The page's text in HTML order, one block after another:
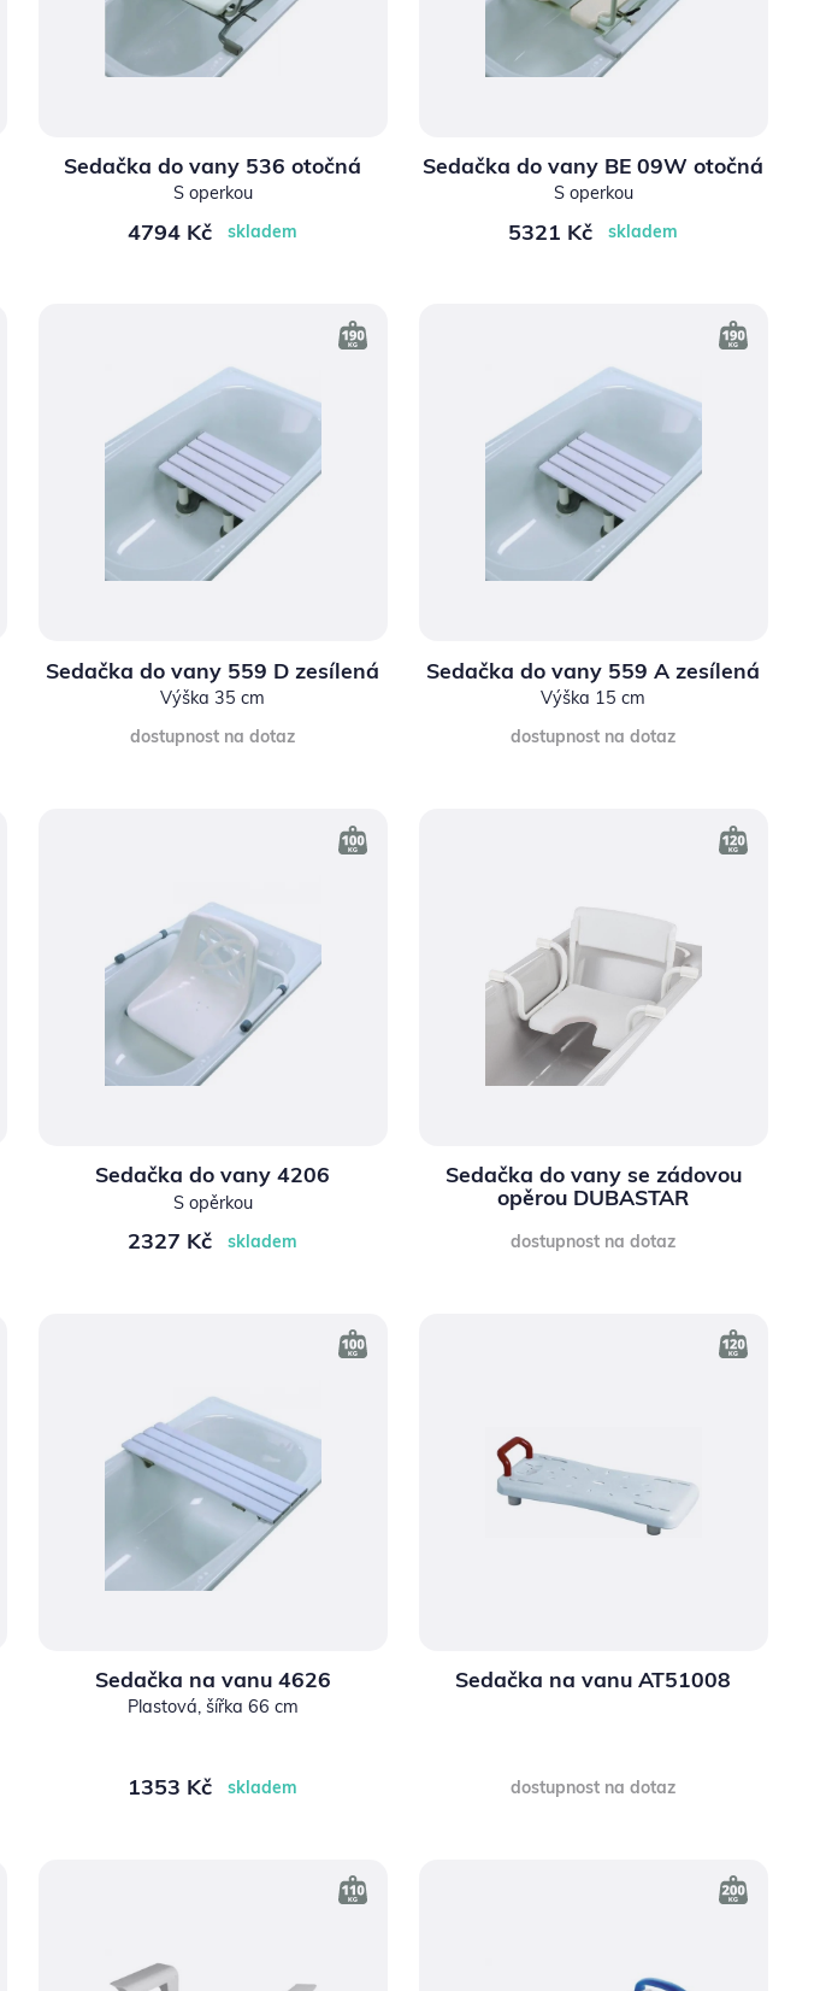
Sedačka do vany 536 otočná
S operkou
4794 Kč skladem
Sedačka do vany BE 09W otočná
S operkou
5321 Kč skladem
Sedačka do vany 559 D zesílená
Výška 35 cm
dostupnost na dotaz
Sedačka do vany 559 A zesílená
Výška 15 cm
dostupnost na dotaz
Sedačka do vany 4206
S opěrkou
2327 Kč skladem
Sedačka do vany se zádovou
opěrou DUBASTAR
dostupnost na dotaz
Sedačka na vanu 4626
Plastová, šířka 66 cm
1353 Kč skladem
Sedačka na vanu AT51008
dostupnost na dotaz